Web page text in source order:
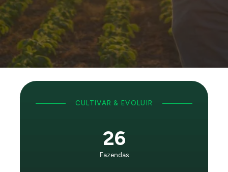
NOSSO
SONHO GRANDE
É o princípio que guia nosso negócio e evolução:
“Impactar positivamente gerações futuras, sendo líder
mundial em eficiência no negócio agrícola e respeito
CULTIVAR & EVOLUIR
26
Fazendas